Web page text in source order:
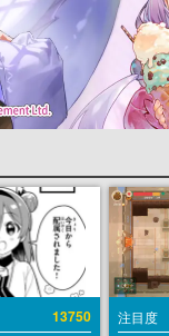
13750 注目度